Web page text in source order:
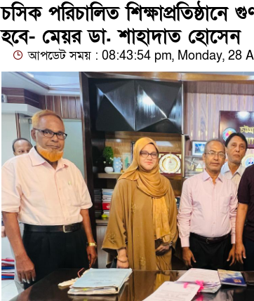
চসিক পরিচালিত শিক্ষাপ্রতিষ্ঠানে
হবে- মেয়র ডা. শাহাদাত হোসেন
আপডেট সময় : 08:43:54 pm, Monday, 28